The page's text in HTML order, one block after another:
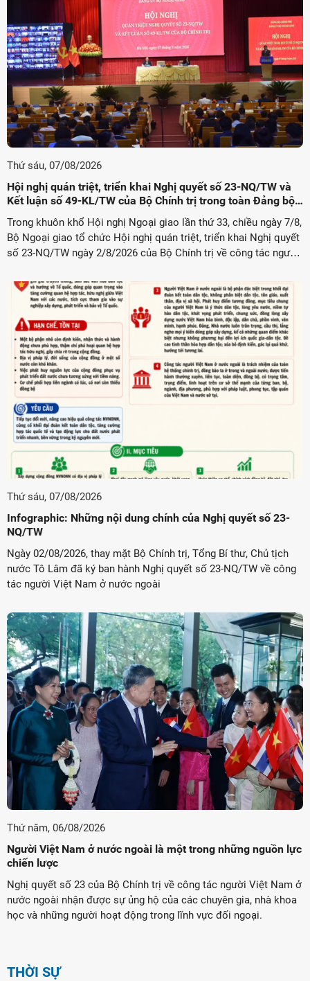
Thứ sáu, 07/08/2026
Hội nghị quán triệt, triển khai Nghị quyết số 23-NQ/TW và
Kết luận số 49-KL/TW của Bộ Chính trị trong toàn Đảng bộ
Trong khuôn khổ Hội nghị Ngoại giao lần thứ 33, chiều ngày 7/8,
Bộ Ngoại giao tổ chức Hội nghị quán triệt, triển khai Nghị quyết
số 23-NQ/TW ngày 2/8/2026 của Bộ Chính trị về công tác người
Thứ sáu, 07/08/2026
Infographic: Những nội dung chính của Nghị quyết số 23-
NQ/TW
Ngày 02/08/2026, thay mặt Bộ Chính trị, Tổng Bí thư, Chủ tịch
nước Tô Lâm đã ký ban hành Nghị quyết số 23-NQ/TW về công
tác người Việt Nam ở nước ngoài
Thứ năm, 06/08/2026
Người Việt Nam ở nước ngoài là một trong những nguồn lực
chiến lược
Nghị quyết số 23 của Bộ Chính trị về công tác người Việt Nam ở
nước ngoài nhận được sự ủng hộ của các chuyên gia, nhà khoa
học và những người hoạt động trong lĩnh vực đối ngoại.
THỜI SỰ